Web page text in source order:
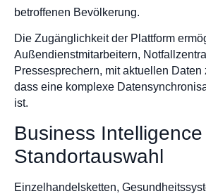
betroffenen Bevölkerung.
Die Zugänglichkeit der Plattform
Außendienstmitarbeitern,
Pressesprechern, mit aktuellen Daten
dass eine komplexe
ist.
Business
Standortauswahl
Einzelhandelsketten,